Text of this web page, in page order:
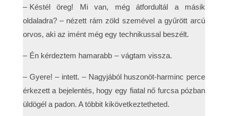
– Késtél öreg! Mi van, még átfordultál a másik
oldaladra? – nézett rám zöld szemével a gyűrött arcú
orvos, aki az imént még egy technikussal beszélt.
– Én kérdeztem hamarabb – vágtam vissza.
– Gyere! – intett. – Nagyjából huszonöt-harminc perce
érkezett a bejelentés, hogy egy fiatal nő furcsa pózban
üldögél a padon. A többit kikövetkeztetheted.